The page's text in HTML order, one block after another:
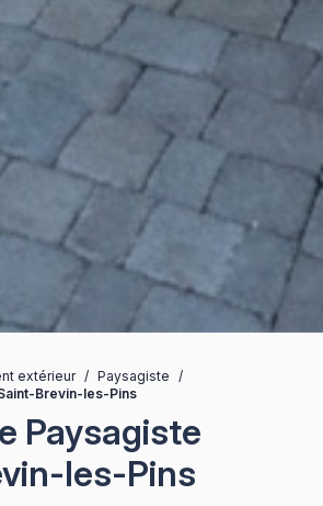
extérieur / Paysagiste /
Brevin-les-Pins
Paysagiste
les-Pins